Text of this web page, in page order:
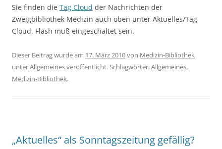
Sie finden die Tag Cloud der Nachrichten der
Zweigbibliothek Medizin auch oben unter Aktuelles/Tag
Cloud. Flash muß eingeschaltet sein.
Dieser Beitrag wurde am 17. März 2010von Medizin-Bibliothek
unterAllgemeinesveröffentlicht. Schlagwörter:Allgemeines,
Medizin-Bibliothek.
„Aktuelles“ als Sonntagszeitung gefällig?